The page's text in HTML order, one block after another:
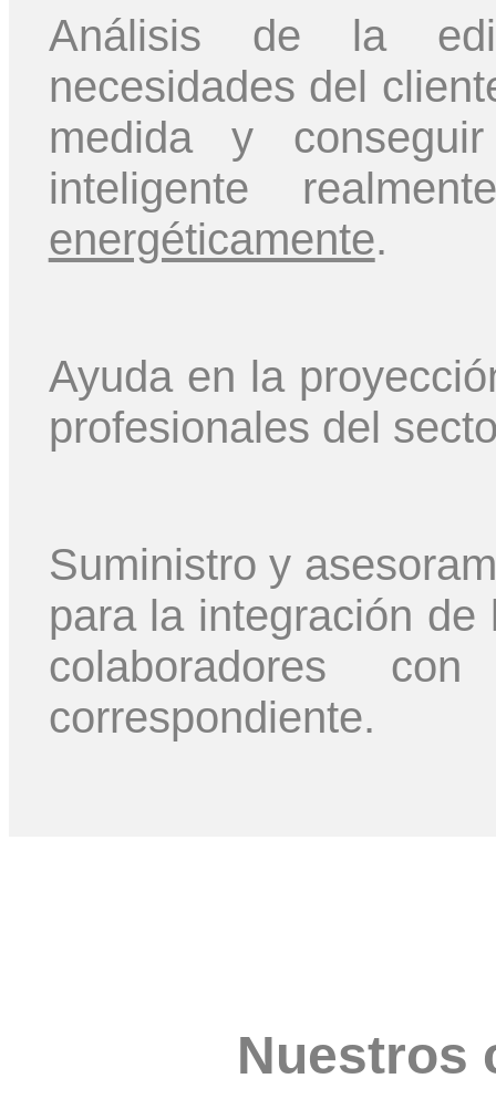
Análisis de la
necesidades del
medida y
inteligente
energéticamente.
Ayuda en la
profesionales del
Suministro y
para la integración
colaboradores
correspondiente.
Nuestros